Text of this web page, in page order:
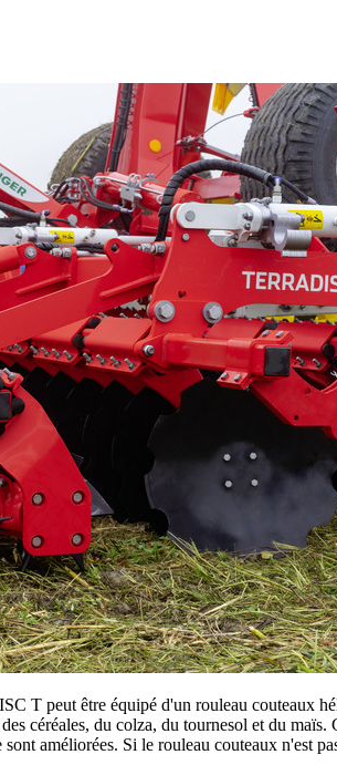
T peut être équipé d'un rouleau couteaux
céréales, du colza, du tournesol et du
améliorées. Si le rouleau couteaux n'est